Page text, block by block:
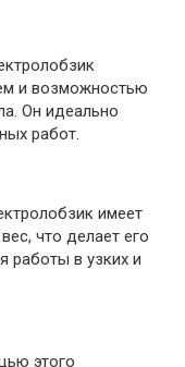
и возможностью
Он идеально
работ.
имеет
что делает его
работы в узких и
этого